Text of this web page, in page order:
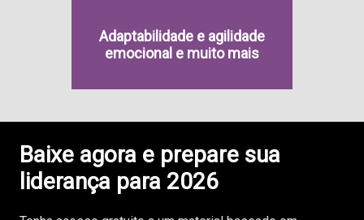
Adaptabilidade e agilidade
emocional e muito mais
Baixe agora e prepare sua
liderança para 2026